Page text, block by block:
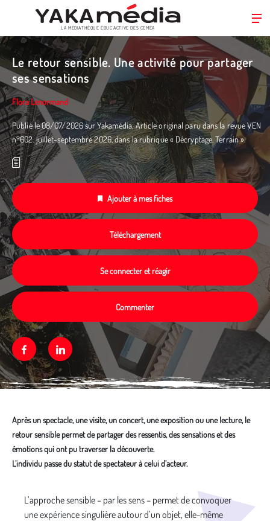
Aller
au
contenu
principal
LA MÉDIATHÈQUE ÉDUC’ACTIVE DES CEMÉA
Le retour sensible. Une activité pour partager
ses sensations
Flora Lenormand
Publié le 08/07/2026 sur Yakamédia. Article original paru dans la revue VEN
n°602, juillet-septembre 2026, dans la rubrique « Décryptage. Terrain ».
Ajouter à mes fiches
Téléchargement
Se connecter et réagir
Commenter
FacebookLinkedin
Après un spectacle, une visite, un concert, une exposition ou une lecture, le
retour sensible permet de partager des ressentis, des sensations et des
émotions qui ont pu traverser la découverte.
L’individu passe du statut de spectateur à celui d’acteur.
L’approche sensible – par les sens – permet de convoquer
une expérience singulière autour d’un objet, elle-même